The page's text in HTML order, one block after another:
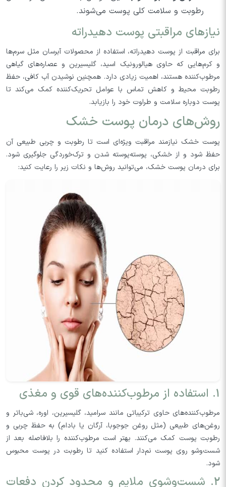
رطوبت و سلامت کلی پوست می‌شوند.
نیازهای مراقبتی پوست دهیدراته
برای مراقبت از پوست دهیدراته، استفاده از محصولات آبرسان مثل سرم‌ها
و کرم‌هایی که حاوی هیالورونیک اسید، گلیسیرین و عصاره‌های گیاهی
مرطوب‌کننده هستند، اهمیت زیادی دارد. همچنین نوشیدن آب کافی، حفظ
رطوبت محیط و کاهش تماس با عوامل تحریک‌کننده کمک می‌کند تا
پوست دوباره سلامت و طراوت خود را بازیابد.
روش‌های درمان پوست خشک
پوست خشک نیازمند مراقبت ویژه‌ای است تا رطوبت و چربی طبیعی آن
حفظ شود و از خشکی، پوسته‌پوسته شدن و ترک‌خوردگی جلوگیری شود.
برای درمان پوست خشک، می‌توانید روش‌ها و نکات زیر را رعایت کنید:
1. استفاده از مرطوب‌کننده‌های قوی و مغذی
مرطوب‌کننده‌های حاوی ترکیباتی مانند سرامید، گلیسیرین، اوره، شی‌باتر و
روغن‌های طبیعی (مثل روغن جوجوبا، آرگان یا بادام) به حفظ چربی و
رطوبت پوست کمک می‌کنند. بهتر است مرطوب‌کننده را بلافاصله بعد از
شست‌وشو روی پوست نم‌دار استفاده کنید تا رطوبت در پوست محبوس
شود.
2. شست‌وشوی ملایم و محدود کردن دفعات